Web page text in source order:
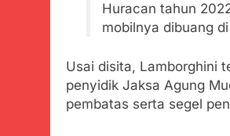
Huracan tahun
mobilnya dibuang
Usai disita, Lamborghini
penyidik Jaksa Agung
pembatas serta segel